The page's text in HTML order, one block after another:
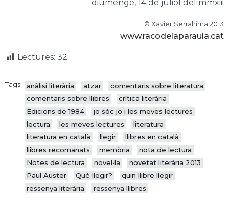
diumenge, 14 de juliol del mmxiii
© Xavier Serrahima 2013
www.racodelaparaula.cat
Lectures: 32
Tags: anàlisi literària atzar
comentaris sobre literatura
comentaris sobre llibres
crítica literària
Edicions de 1984
jo sóc jo i les meves lectures
lectura
les meves lectures
literatura
literatura en català
llegir
llibres en català
llibres recomanats
memòria
nota de lectura
Notes de lectura
novel•la
novetat literària 2013
Paul Auster
Què llegir?
quin llibre llegir
ressenya literària
ressenya llibres